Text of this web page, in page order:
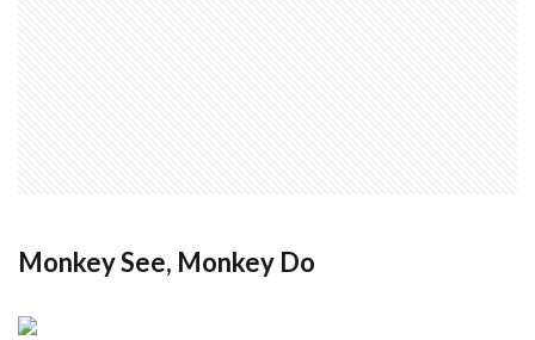
Monkey See, Monkey Do